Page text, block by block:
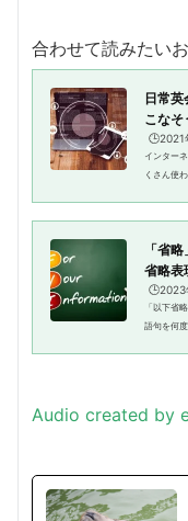
合わせて読みたい
日常
こなそ
🕒️2021
インター
くさん使
「省
省略表
🕒️2023
「以下省
語句を何
Audio created by